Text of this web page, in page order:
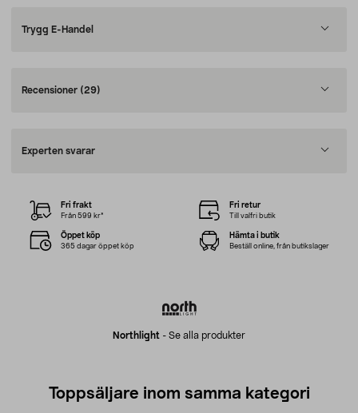
Trygg E-Handel
Recensioner (29)
Experten svarar
Northlight - Se alla produkter
Fri frakt
Från 599 kr*
Fri retur
Till valfri butik
Öppet köp
365 dagar öppet köp
Hämta i butik
Beställ online, från butikslager
Toppsäljare inom samma kategori